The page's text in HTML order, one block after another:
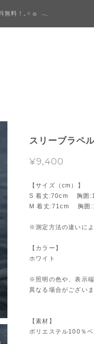
無料！𓈒 𓏸 𓐍 𓂃
スリーブラペ
¥9,400
【サイズ（cm）】
S 着丈:70cm 胸囲
M 着丈:71cm 胸
※測定方法の違いに
【カラー】
ホワイト
※照明の色や、表示
異なる場合がございま
【素材】
ポリエステル100％